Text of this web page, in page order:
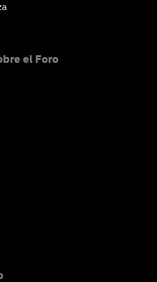
el Foro